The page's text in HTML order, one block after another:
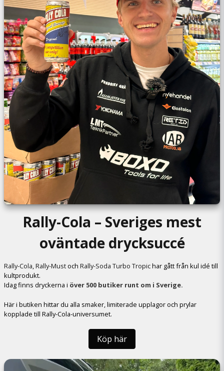
Rally-Cola – Sveriges mest
oväntade drycksuccé
Rally-Cola,Rally-Must och Rally-Soda Turbo Tropichar gått från kul idé till
kultprodukt.
Idag finns dryckerna i över 500 butiker runt om i Sverige.
Här i butiken hittar du alla smaker, limiterade upplagor och prylar
kopplade till Rally-Cola-universumet.
Köp här